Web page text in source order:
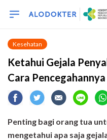
Kesehatan
Ketahui Gejala
Cara Pencegahannya
Penting bagi orang tua
mengetahui apa saja